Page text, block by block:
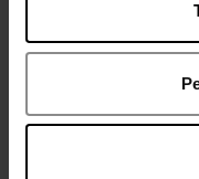
Avis client